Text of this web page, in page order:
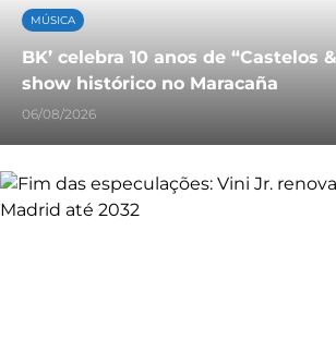
MÚSICA
BK’ celebra 10 anos de “Castelos
show histórico no Maracaña
06/08/2026